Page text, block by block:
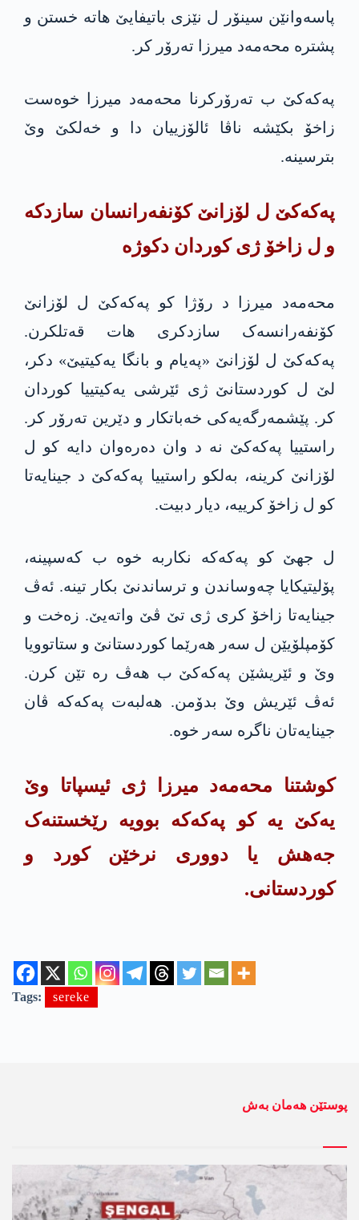
پاسەوانێن سینۆر ل نێزی باتیفایێ هاتە خستن و
پشترە محه‌مه‌د میرزا تەرۆر کر.
په‌كه‌كێ ب تەرۆرکرنا محه‌مه‌د میرزا خوەست
زاخۆ بکێشە ناڤا ئالۆزییان دا و خەلکێ وێ
بترسینە.
په‌كه‌كێ ل لۆزانێ کۆنفەرانسان سازدكه‌
و ل زاخۆ ژی کوردان دکوژە
محه‌مه‌د میرزا د رۆژا کو په‌كه‌كێ ل لۆزانێ
کۆنفەرانسەک سازدكری هات قەتلکرن.
په‌كه‌كێ ل لۆزانێ «پەیام و بانگا یەکیتیێ» دکر،
لێ ل کوردستانێ ژی ئێرشی یەکیتییا کوردان
کر. پێشمەرگەیەکی خەباتکار و دێرین تەرۆر کر.
راستییا په‌كه‌كێ نە د وان دەرەوان دایه‌ كو ل
لۆزانێ کرینە، به‌لكو راستییا په‌كه‌كێ د جینایەتا
كو ل زاخۆ کرییە، دیار دبیت.
ل جهێ کو په‌كه‌كە نکاربە خوە ب کەسپینە،
پۆلیتیکایا چەوساندن و ترساندنێ بکار تینه‌. ئەڤ
جینایەتا زاخۆ کری ژی تێ ڤێ واتەیێ. زەخت و
کۆمپلۆیێن ل سەر هەرێما کوردستانێ و ستاتوویا
وێ و ئێریشێن په‌كه‌كێ ب هەڤ رە تێن کرن.
ئەڤ ئێریش وێ بدۆمن. هەلبەت په‌كه‌كە ڤان
جینایەتان ناگرە سەر خوە.
کوشتنا محه‌مه‌د میرزا ژی ئیسپاتا وێ
یەکێ یە کو په‌كه‌كە بوویە رێخستنەک
جەهش یا دووری نرخێن کورد و
کوردستانی.
Tags: sereke
پوستێن ھەمان بەش